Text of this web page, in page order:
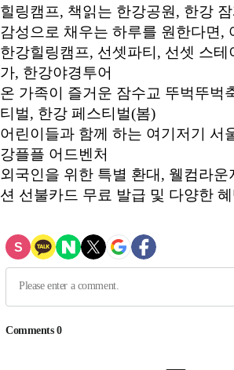
힐링캠프, 책읽는 한강공원, 한강
감성으로 채우는 하루를 원한다면,
한강힐링캠프, 선셋파티, 선셋 스테
가, 한강야경투어
온 가족이 즐거운 잠수교 뚜벅뚜벅
티벌, 한강 페스티벌(봄)
어린이들과 함께 하는 여기저기 서
강플플 어드벤처
외국인을 위한 특별 환대, 웰컴라운
션 선불카드 무료 발급 및 다양한